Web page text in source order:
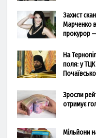
Захист
Марченко
прокурор
На
поля: у
Зросли
отримує
Мільйони